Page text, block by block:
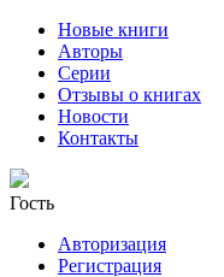
Новые книги
Авторы
Серии
Отзывы о книгах
Новости
Контакты
Гость
Авторизация
Регистрация